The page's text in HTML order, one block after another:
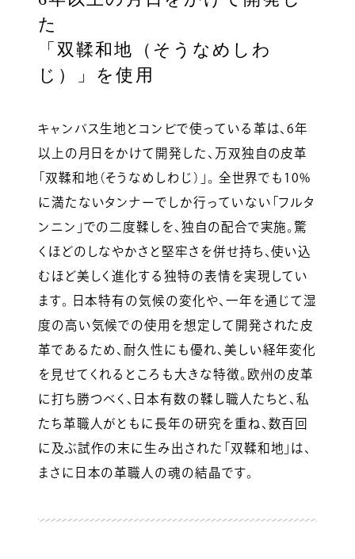
た
「双鞣和地（そうなめしわ
じ）」を使用
キャンバス生地とコンビで使っている革は、6年
以上の月日をかけて開発した、万双独自の皮革
「双鞣和地（そうなめしわじ）」。 全世界でも10%
に満たないタンナーでしか行っていない「フルタ
ンニン」での二度鞣しを、独自の配合で実施。驚
くほどのしなやかさと堅牢さを併せ持ち、使い込
むほど美しく進化する独特の表情を実現してい
ます。 日本特有の気候の変化や、一年を通じて湿
度の高い気候での使用を想定して開発された皮
革であるため、耐久性にも優れ、美しい経年変化
を見せてくれるところも大きな特徴。欧州の皮革
に打ち勝つべく、日本有数の鞣し職人たちと、私
たち革職人がともに長年の研究を重ね、数百回
に及ぶ試作の末に生み出された「双鞣和地」は、
まさに日本の革職人の魂の結晶です。